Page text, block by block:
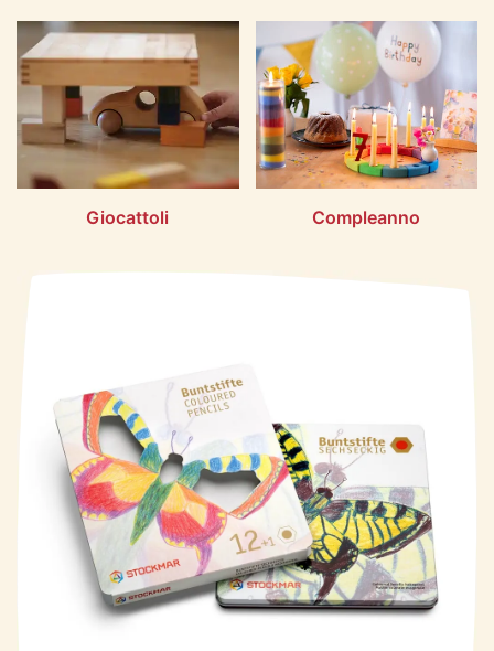
Giocattoli Compleanno